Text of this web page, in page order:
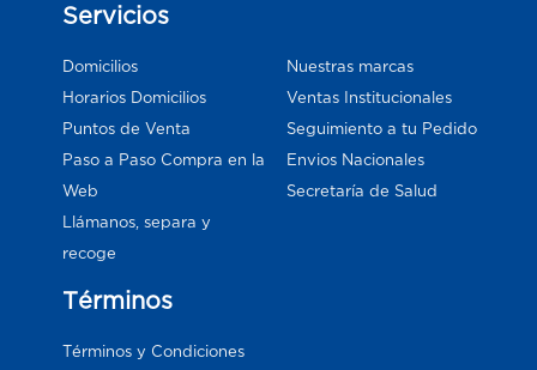
Servicios
Domicilios
Horarios Domicilios
Puntos de Venta
Paso a Paso Compra en la
Web
Llámanos, separa y
recoge
Nuestras marcas
Ventas Institucionales
Seguimiento a tu Pedido
Envios Nacionales
Secretaría de Salud
Términos
Términos y Condiciones